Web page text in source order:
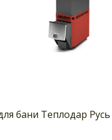
бани Теплодар